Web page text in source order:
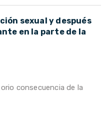
sexual y después
en la parte de la
consecuencia de la